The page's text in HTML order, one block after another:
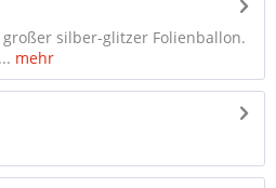
silber-glitzer Folienballon.
mehr